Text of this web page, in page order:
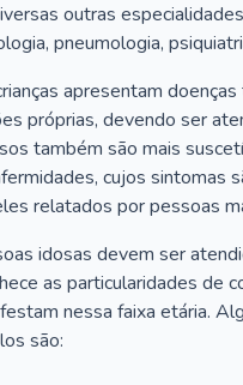
outras
pneumologia,
apresentam doenças
próprias, devendo ser
também são mais
cujos sintomas
relatados por pessoas
idosas devem ser
as particularidades de
nessa faixa etária.
são: